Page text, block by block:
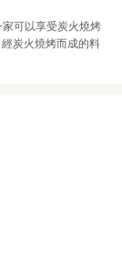
可以享受炭火燒烤
炭火燒烤而成的料